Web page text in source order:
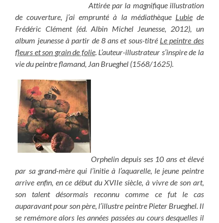
Attirée par la magnifique illustration
de couverture, j’ai emprunté à la médiathèque Lubiede
Frédéric Clément (éd. Albin Michel Jeunesse, 2012), un
album jeunesse à partir de 8 ans et sous-titré Le peintre des
fleurs et son grain de folie. L’auteur-illustrateur s’inspire de la
vie du peintre flamand, Jan Brueghel (1568/1625).
Orphelin depuis ses 10 ans et élevé
par sa grand-mère qui l’initie à l’aquarelle, le jeune peintre
arrive enfin, en ce début du XVIIe siècle, à vivre de son art,
son talent désormais reconnu comme ce fut le cas
auparavant pour son père, l’illustre peintre Pieter Brueghel. Il
se remémore alors les années passées au cours desquelles il